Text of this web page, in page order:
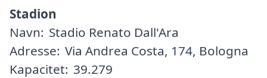
Stadion
Navn: Stadio Renato Dall'Ara
Adresse: Via Andrea Costa, 174, Bologna
Kapacitet: 39.279